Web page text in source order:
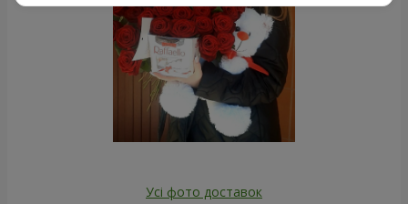
Усі фото доставок